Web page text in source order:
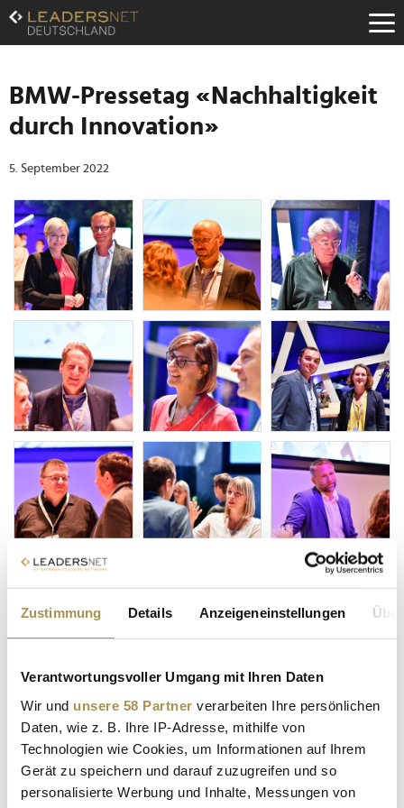
Zustimmung Details Anzeigeneinstellungen
Verantwortungsvoller Umgang mit Ihren Daten
Wir und unsere 58 Partner verarbeiten Ihre persönlichen
Daten, wie z. B. Ihre IP-Adresse, mithilfe von
Technologien wie Cookies, um Informationen auf Ihrem
Gerät zu speichern und darauf zuzugreifen und so
personalisierte Werbung und Inhalte, Messungen von
Zum
Inhalt
Zur
Navigation
Zur
Hauptnavigation
BMW-Pressetag «Nachhaltigkeit
durch Innovation»
5. September 2022